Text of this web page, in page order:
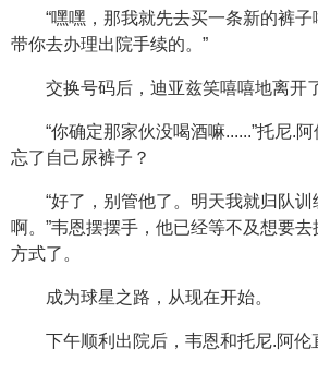
“嘿嘿，那我就先去买一条新的裤
带你去办理出院手续的。”
交换号码后，迪亚兹笑嘻嘻地离开
“你确定那家伙没喝酒嘛......”托尼.
忘了自己尿裤子？
“好了，别管他了。明天我就归队训
啊。”韦恩摆摆手，他已经等不及想要
方式了。
成为球星之路，从现在开始。
下午顺利出院后，韦恩和托尼.阿伦